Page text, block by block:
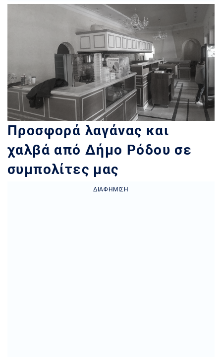
Προσφορά λαγάνας και
χαλβά από Δήμο Ρόδου σε
συμπολίτες μας
ΔΙΑΦΉΜΙΣΗ